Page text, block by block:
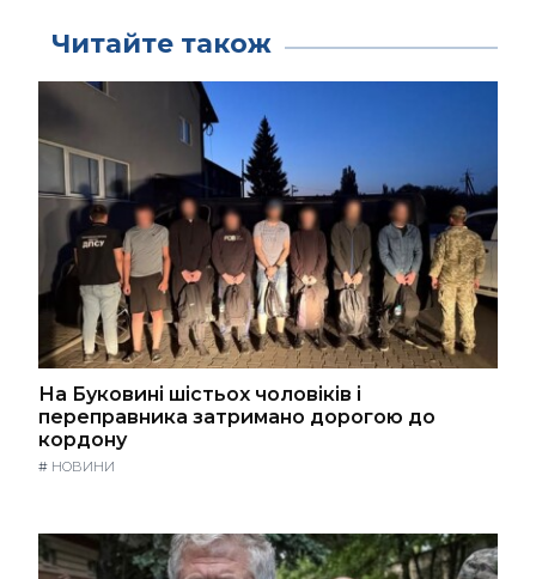
Читайте також
На Буковині шістьох чоловіків і
переправника затримано дорогою до
кордону
# НОВИНИ